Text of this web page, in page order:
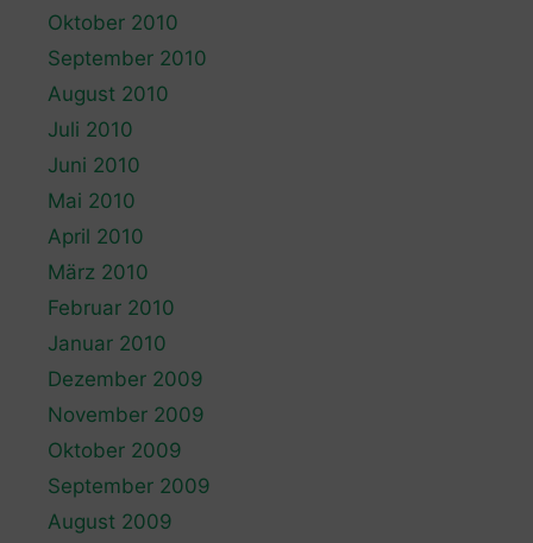
Oktober 2010
September 2010
August 2010
Juli 2010
Juni 2010
Mai 2010
April 2010
März 2010
Februar 2010
Januar 2010
Dezember 2009
November 2009
Oktober 2009
September 2009
August 2009